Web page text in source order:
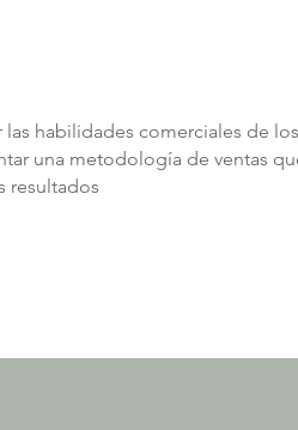
habilidades comerciales de
una metodología de ventas
resultados